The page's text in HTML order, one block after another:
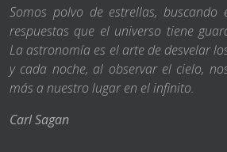
Somos polvo de estrellas,
respuestas que el universo tiene
La astronomía es el arte de desvelar
y cada noche, al observar el cielo,
más a nuestro lugar en el infinito.
Carl Sagan